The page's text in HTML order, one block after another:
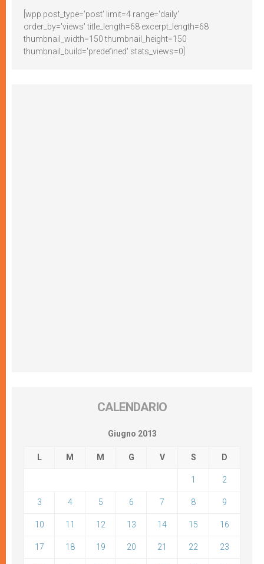
[wpp post_type='post' limit=4 range='daily'
order_by='views' title_length=68 excerpt_length=68
thumbnail_width=150 thumbnail_height=150
thumbnail_build='predefined' stats_views=0]
CALENDARIO
Giugno 2013
L M M G V S D
1 2
3 4 5 6 7 8 9
10 11 12 13 14 15 16
17 18 19 20 21 22 23